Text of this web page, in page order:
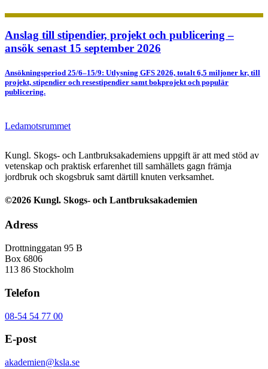
Anslag till stipendier, projekt och publicering –
ansök senast 15 september 2026
Ansökningsperiod 25/6–15/9: Utlysning GFS 2026, totalt 6,5 miljoner kr, till
projekt, stipendier och resestipendier samt bokprojekt och populär
publicering.
Ledamotsrummet
Kungl. Skogs- och Lantbruksakademiens uppgift är att med stöd av
vetenskap och praktisk erfarenhet till samhällets gagn främja
jordbruk och skogsbruk samt därtill knuten verksamhet.
©2026 Kungl. Skogs- och Lantbruksakademien
Adress
Drottninggatan 95 B
Box 6806
113 86 Stockholm
Telefon
08-54 54 77 00
E-post
akademien@ksla.se